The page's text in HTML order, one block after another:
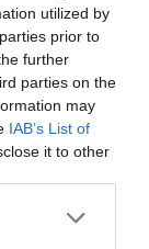
utilized by
prior to
further
parties on the
may
IAB’s List of
it to other
more Google
RÉMISZTŐ